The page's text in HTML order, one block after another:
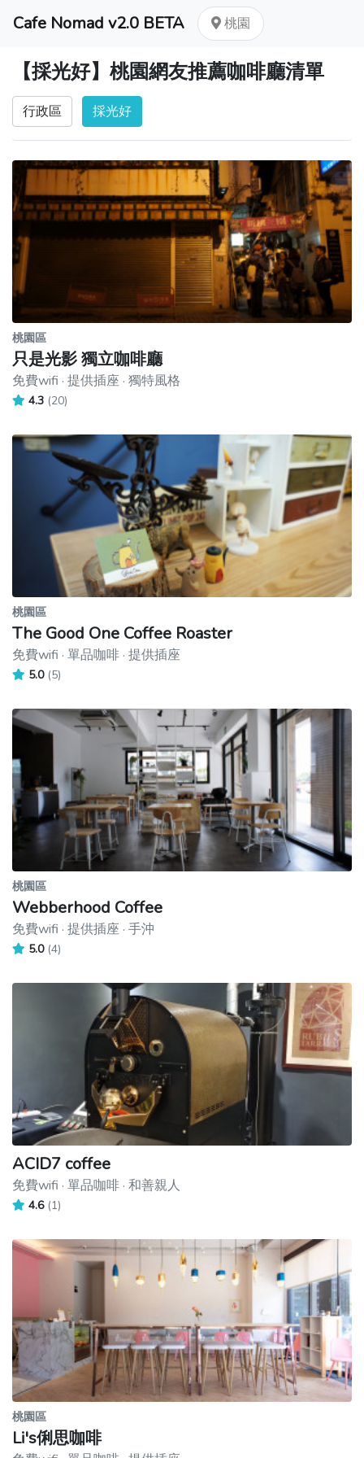
Cafe Nomad v2.0 BETA 桃園
【採光好】桃園網友推薦咖啡廳清單
行政區 採光好
桃園區
只是光影 獨立咖啡廳
免費wifi · 提供插座 · 獨特風格
4.3 (20)
桃園區
The Good One Coffee Roaster
免費wifi · 單品咖啡 · 提供插座
5.0 (5)
桃園區
Webberhood Coffee
免費wifi · 提供插座 · 手沖
5.0 (4)
ACID7 coffee
免費wifi · 單品咖啡 · 和善親人
4.6 (1)
桃園區
Li's俐思咖啡